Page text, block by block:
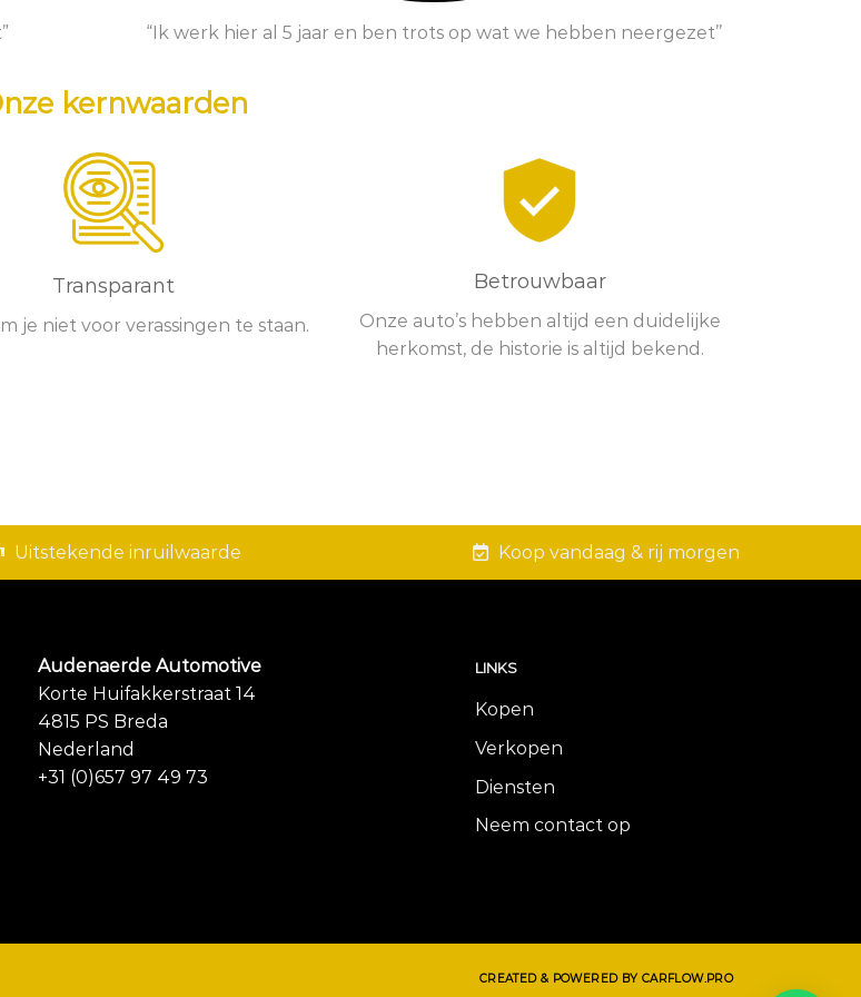
“Ik werk hier al 5 jaar en ben trots op wat we hebben neergezet’’
kernwaarden
Transparant
je niet voor verassingen te staan.
Betrouwbaar
Onze auto’s hebben altijd een duidelijke
herkomst, de historie is altijd bekend.
Uitstekende inruilwaarde Koop vandaag & rij morgen
Audenaerde Automotive
Korte Huifakkerstraat 14
4815 PS Breda
Nederland
+31 (0)657 97 49 73
LINKS
Kopen
Verkopen
Diensten
Neem contact op
CREATED & POWERED BY CARFLOW.PRO